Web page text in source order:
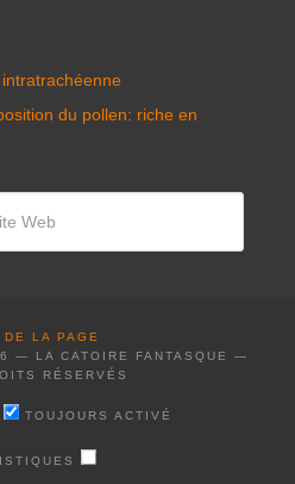
intratrachéenne
du pollen: riche en
DE LA PAGE
— LA CATOIRE FANTASQUE —
RÉSERVÉS
FONCTIONNEL
TOUJOURS ACTIVÉ